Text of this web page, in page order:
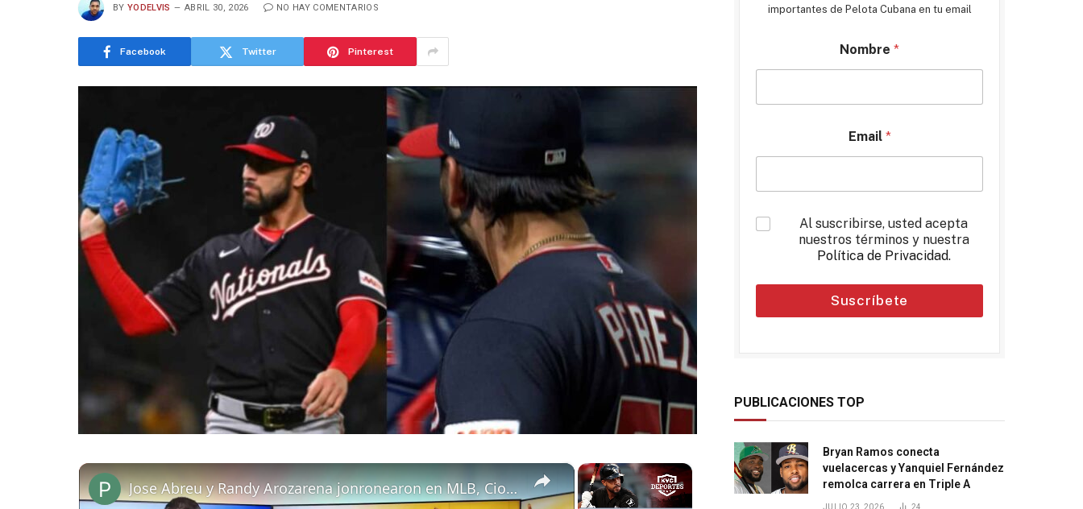
BY YODELVIS ABRIL 30, 2026 NO HAY COMENTARIOS
Facebook Twitter Pinterest
×
×
Jose Abreu y Randy Arozarena jonronearon en MLB, Cionel Perez ganó y los Marlins dividieron
importantes de Pelota Cubana en tu email
Nombre *
Email *
*
Al suscribirse, usted acepta
nuestros términos y nuestra
Política de Privacidad.
Suscríbete
PUBLICACIONES TOP
Bryan Ramos conecta
vuelacercas y Yanquiel Fernández
remolca carrera en Triple A
JULIO 23, 2026 24